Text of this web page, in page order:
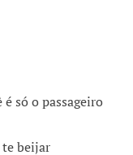
só o passageiro
beijar